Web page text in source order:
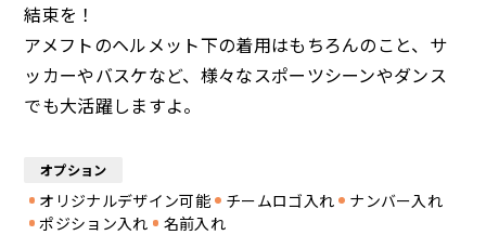
結束を！
アメフトのヘルメット下の着用はもちろんのこと、サ
ッカーやバスケなど、様々なスポーツシーンやダンス
でも大活躍しますよ。
オプション
オリジナルデザイン可能 チームロゴ入れ
ナンバー入れ
ポジション入れ
名前入れ